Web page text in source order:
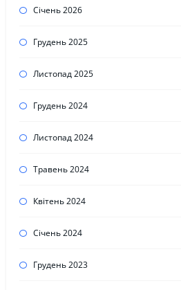
Січень 2026
Грудень 2025
Листопад 2025
Грудень 2024
Листопад 2024
Травень 2024
Квітень 2024
Січень 2024
Грудень 2023